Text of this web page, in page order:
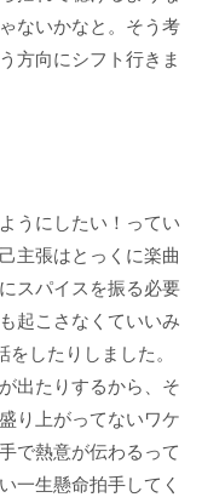
ないかなと。そう考
方向にシフト行きま
うにしたい！ってい
主張はとっくに楽曲
スパイスを振る必要
起こさなくていいみ
したりしました。
出たりするから、そ
り上がってないワケ
で熱意が伝わるって
一生懸命拍手してく